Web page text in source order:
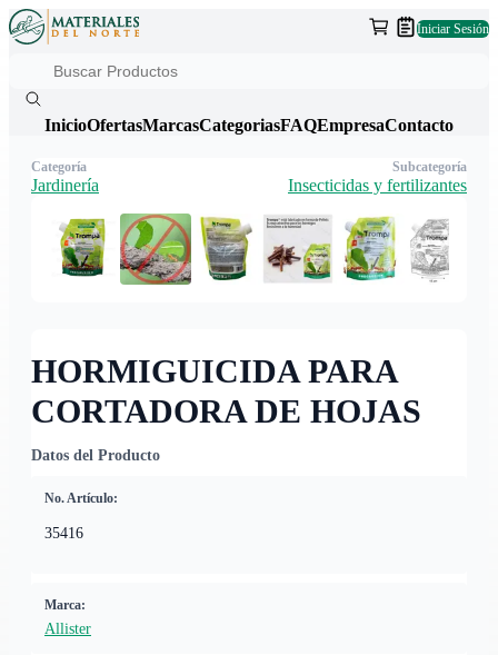
Iniciar Sesión
InicioOfertasMarcasCategoriasFAQEmpresaContacto
HORMIGUICIDA PARA
CORTADORA DE HOJAS
Datos del Producto
No. Artículo:
35416
Marca:
Allister
Categoría
Jardinería
Subcategoría
Insecticidas y fertilizantes